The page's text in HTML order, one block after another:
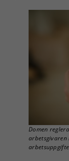
Domen